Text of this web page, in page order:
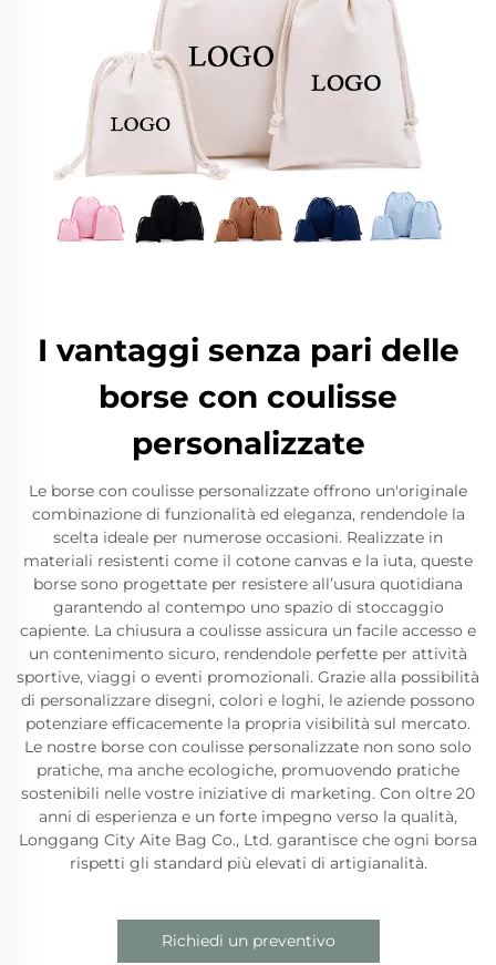
I vantaggi senza pari delle
borse con coulisse
personalizzate
Le borse con coulisse personalizzate offrono un'originale
combinazione di funzionalità ed eleganza, rendendole la
scelta ideale per numerose occasioni. Realizzate in
materiali resistenti come il cotone canvas e la iuta, queste
borse sono progettate per resistere all’usura quotidiana
garantendo al contempo uno spazio di stoccaggio
capiente. La chiusura a coulisse assicura un facile accesso e
un contenimento sicuro, rendendole perfette per attività
sportive, viaggi o eventi promozionali. Grazie alla possibilità
di personalizzare disegni, colori e loghi, le aziende possono
potenziare efficacemente la propria visibilità sul mercato.
Le nostre borse con coulisse personalizzate non sono solo
pratiche, ma anche ecologiche, promuovendo pratiche
sostenibili nelle vostre iniziative di marketing. Con oltre 20
anni di esperienza e un forte impegno verso la qualità,
Longgang City Aite Bag Co., Ltd. garantisce che ogni borsa
rispetti gli standard più elevati di artigianalità.
Richiedi un preventivo